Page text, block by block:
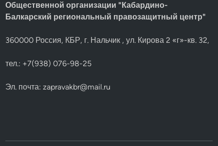
Общественной организации "Кабардино-
Балкарский региональный правозащитный центр"
360000 Россия, КБР, г. Нальчик , ул. Кирова 2 «г»-кв. 32,
тел.: +7(938) 076-98-25
Эл. почта:zapravakbr@mail.ru